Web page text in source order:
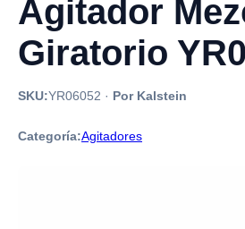
Agitador
Giratorio
SKU:YR06052 · Por Kalstein
Categoría:Agitadores